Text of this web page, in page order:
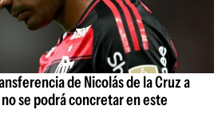
de Nicolás de la Cruz a
se podrá concretar en este